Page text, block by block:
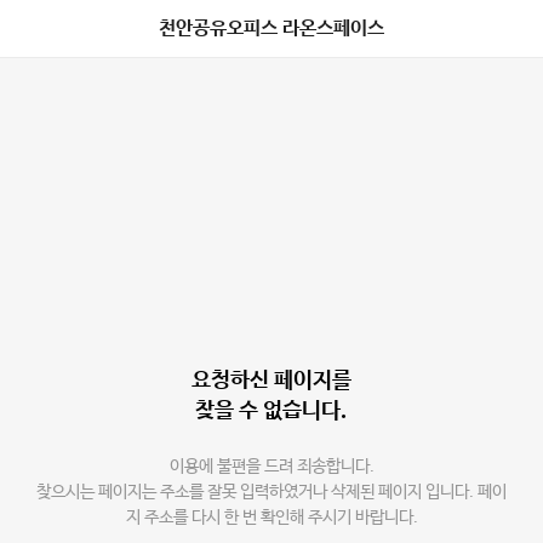
천안공유오피스 라온스페이스
요청하신 페이지를
찾을 수 없습니다.
이용에 불편을 드려 죄송합니다.
찾으시는 페이지는 주소를 잘못 입력하였거나 삭제된 페이지 입니다. 페이
지 주소를 다시 한 번 확인해 주시기 바랍니다.